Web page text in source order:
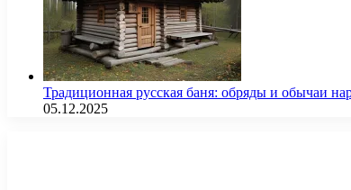
Традиционная русская баня: обряды и обычаи
05.12.2025